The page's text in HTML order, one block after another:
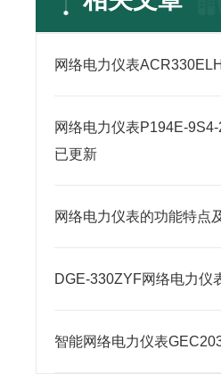
网络电力仪表ACR330ELH
网络电力仪表P194E-
已更新
网络电力仪表的功能特点
DGE-330ZYF网络电力仪
智能网络电力仪表